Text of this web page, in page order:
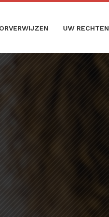
UW RECHTEN